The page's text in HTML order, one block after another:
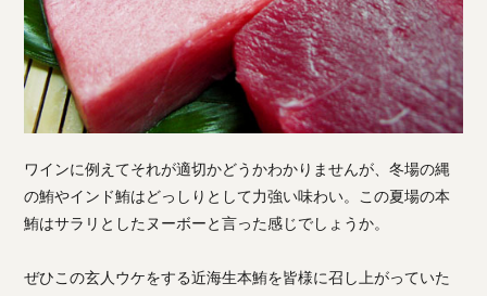
ワインに例えてそれが適切かどうかわかりませんが、冬場の縄
の鮪やインド鮪はどっしりとして力強い味わい。この夏場の本
鮪はサラリとしたヌーボーと言った感じでしょうか。
ぜひこの玄人ウケをする近海生本鮪を皆様に召し上がっていた